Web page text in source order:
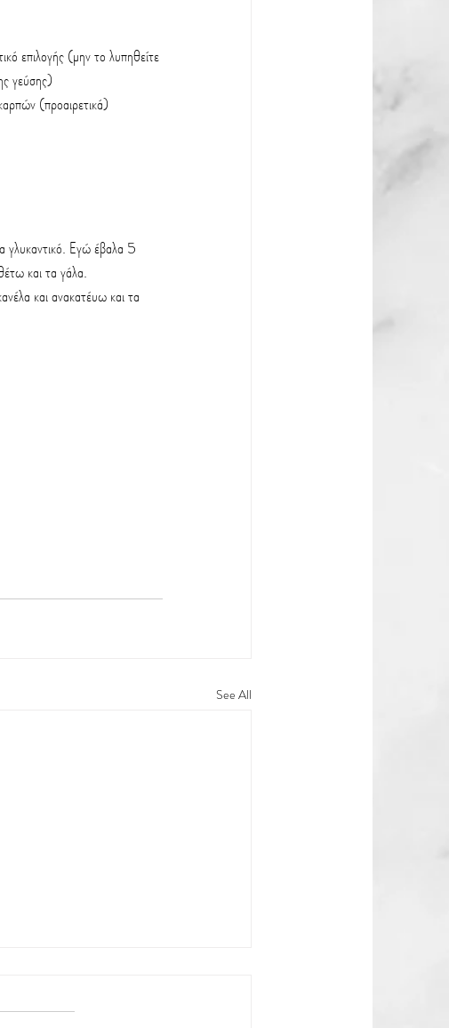
επιλογής (μην το λυπηθείτε
γεύσης)
(προαιρετικά)
γλυκαντικό. Εγώ έβαλα 5
και τα γάλα.
και ανακατέυω και τα
See All